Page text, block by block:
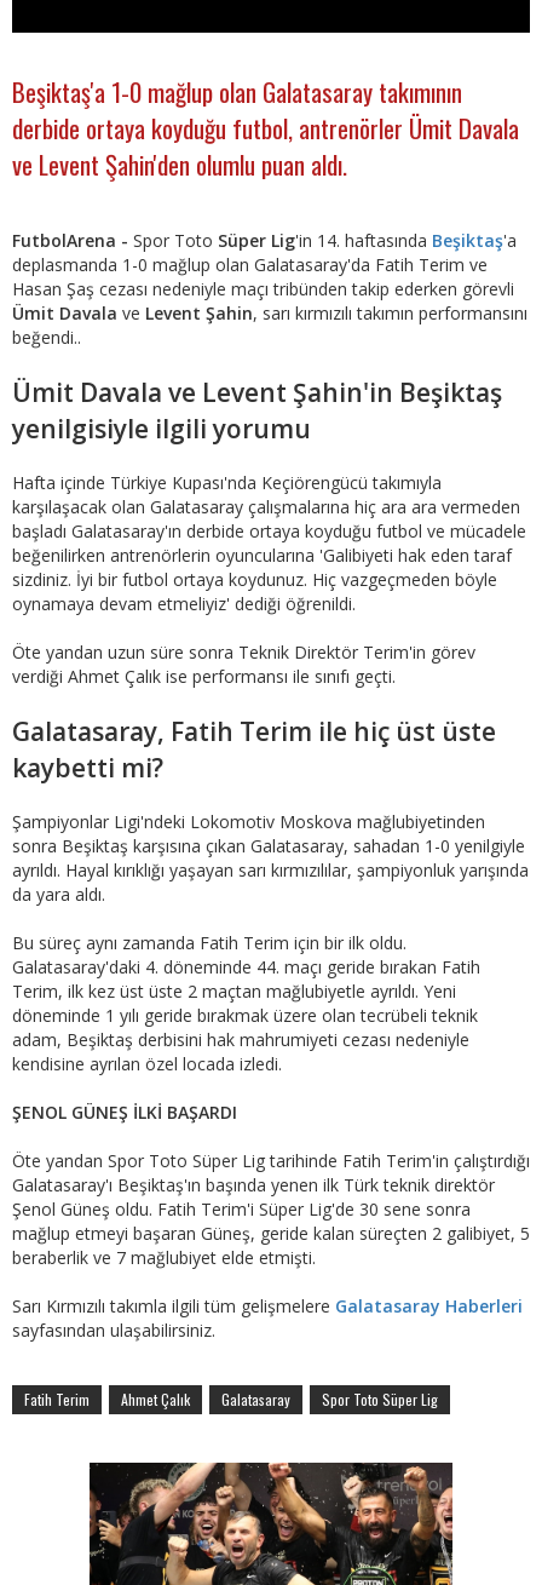
Beşiktaş'a 1-0 mağlup olan Galatasaray takımının
derbide ortaya koyduğu futbol, antrenörler Ümit Davala
ve Levent Şahin'den olumlu puan aldı.
FutbolArena - Spor Toto Süper Lig'in 14. haftasında Beşiktaş'a
deplasmanda 1-0 mağlup olan Galatasaray'da Fatih Terim ve
Hasan Şaş cezası nedeniyle maçı tribünden takip ederken görevli
Ümit Davala ve Levent Şahin, sarı kırmızılı takımın performansını
beğendi..
Ümit Davala ve Levent Şahin'in Beşiktaş
yenilgisiyle ilgili yorumu
Hafta içinde Türkiye Kupası'nda Keçiörengücü takımıyla
karşılaşacak olan Galatasaray çalışmalarına hiç ara ara vermeden
başladı Galatasaray'ın derbide ortaya koyduğu futbol ve mücadele
beğenilirken antrenörlerin oyuncularına 'Galibiyeti hak eden taraf
sizdiniz. İyi bir futbol ortaya koydunuz. Hiç vazgeçmeden böyle
oynamaya devam etmeliyiz' dediği öğrenildi.
Öte yandan uzun süre sonra Teknik Direktör Terim'in görev
verdiği Ahmet Çalık ise performansı ile sınıfı geçti.
Galatasaray, Fatih Terim ile hiç üst üste
kaybetti mi?
Şampiyonlar Ligi'ndeki Lokomotiv Moskova mağlubiyetinden
sonra Beşiktaş karşısına çıkan Galatasaray, sahadan 1-0 yenilgiyle
ayrıldı. Hayal kırıklığı yaşayan sarı kırmızılılar, şampiyonluk yarışında
da yara aldı.
Bu süreç aynı zamanda Fatih Terim için bir ilk oldu.
Galatasaray'daki 4. döneminde 44. maçı geride bırakan Fatih
Terim, ilk kez üst üste 2 maçtan mağlubiyetle ayrıldı. Yeni
döneminde 1 yılı geride bırakmak üzere olan tecrübeli teknik
adam, Beşiktaş derbisini hak mahrumiyeti cezası nedeniyle
kendisine ayrılan özel locada izledi.
ŞENOL GÜNEŞ İLKİ BAŞARDI
Öte yandan Spor Toto Süper Lig tarihinde Fatih Terim'in çalıştırdığı
Galatasaray'ı Beşiktaş'ın başında yenen ilk Türk teknik direktör
Şenol Güneş oldu. Fatih Terim'i Süper Lig'de 30 sene sonra
mağlup etmeyi başaran Güneş, geride kalan süreçten 2 galibiyet, 5
beraberlik ve 7 mağlubiyet elde etmişti.
Sarı Kırmızılı takımla ilgili tüm gelişmelere Galatasaray Haberleri
sayfasından ulaşabilirsiniz.
Fatih Terim Ahmet Çalık Galatasaray Spor Toto Süper Lig